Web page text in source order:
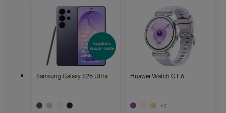
Samsung Galaxy S26 Ultra Huawei Watch GT 6
+2